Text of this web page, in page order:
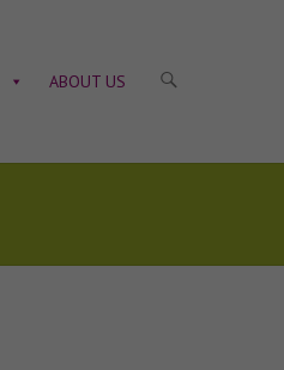
ABOUT US